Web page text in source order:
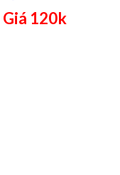
Giá 120k